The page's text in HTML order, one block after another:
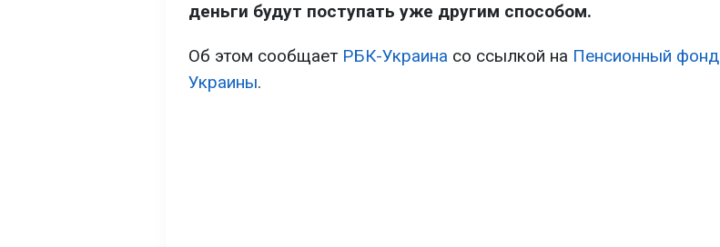
деньги будут поступать уже другим способом.
Об этом сообщает РБК-Украина со ссылкой на Пенсионный фонд
Украины.